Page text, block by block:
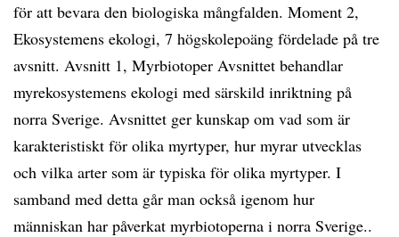
för att bevara den biologiska mångfalden. Moment 2,
Ekosystemens ekologi, 7 högskolepoäng fördelade på tre
avsnitt. Avsnitt 1, Myrbiotoper Avsnittet behandlar
myrekosystemens ekologi med särskild inriktning på
norra Sverige. Avsnittet ger kunskap om vad som är
karakteristiskt för olika myrtyper, hur myrar utvecklas
och vilka arter som är typiska för olika myrtyper. I
samband med detta går man också igenom hur
människan har påverkat myrbiotoperna i norra Sverige..